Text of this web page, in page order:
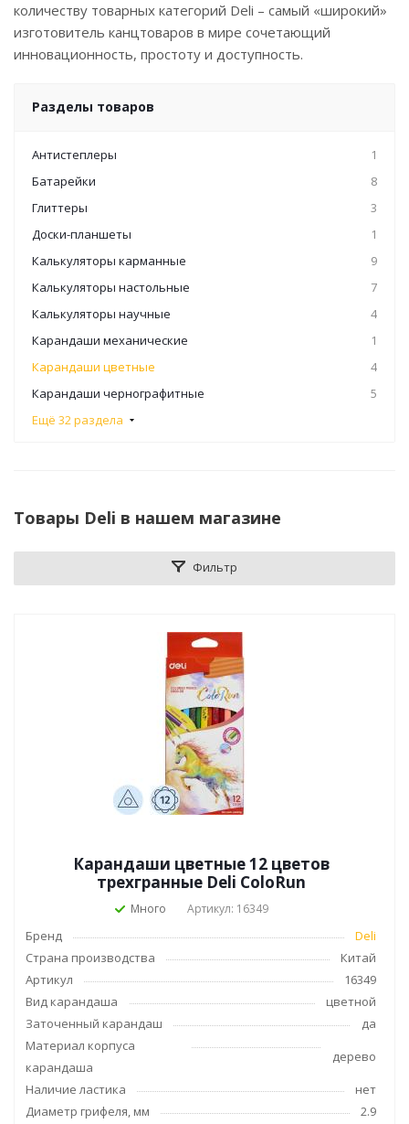
количеству товарных категорий Deli – самый «широкий»
изготовитель канцтоваров в мире сочетающий
инновационность, простоту и доступность.
Разделы товаров
Антистеплеры
1
Батарейки
8
Глиттеры
3
Доски-планшеты
1
Калькуляторы карманные
9
Калькуляторы настольные
7
Калькуляторы научные
4
Карандаши механические
1
Карандаши цветные
4
Карандаши чернографитные
5
Ещё 32 раздела
Товары Deli в нашем магазине
Фильтр
Карандаши цветные 12 цветов
трехгранные Deli ColoRun
Много Артикул: 16349
Бренд
Deli
Страна производства
Китай
Артикул
16349
Вид карандаша
цветной
Заточенный карандаш
да
Материал корпуса
карандаша
дерево
Наличие ластика
нет
Диаметр грифеля, мм
2.9